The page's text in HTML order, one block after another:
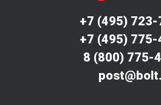
+7 (495)
+7 (495)
8 (800) 775-